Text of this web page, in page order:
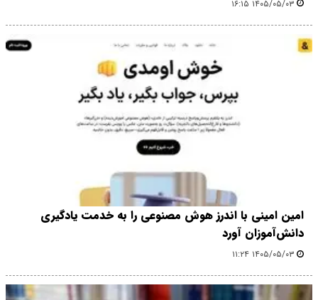
۱۴۰۵/۰۵/۰۳ ۱۶:۱۵
امین امینی با اندرز هوش مصنوعی را به خدمت یادگیری
دانش‌آموزان آورد
۱۴۰۵/۰۵/۰۳ ۱۱:۲۴